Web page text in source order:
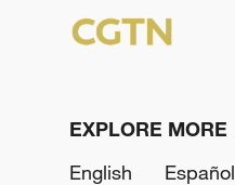
EXPLORE MORE
English
Español